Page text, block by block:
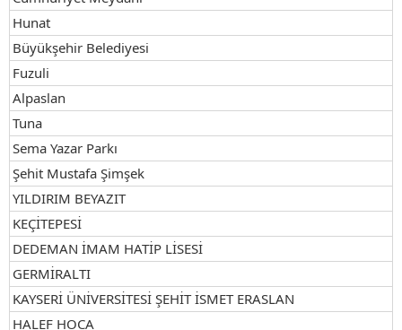
Hunat
Büyükşehir Belediyesi
Fuzuli
Alpaslan
Tuna
Sema Yazar Parkı
Şehit Mustafa Şimşek
YILDIRIM BEYAZIT
KEÇİTEPESİ
DEDEMAN İMAM HATİP LİSESİ
GERMİRALTI
KAYSERİ ÜNİVERSİTESİ ŞEHİT İSMET ERASLAN
HALEF HOCA